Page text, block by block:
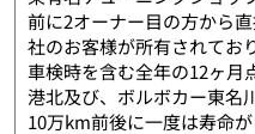
前に2オーナー目の方から
社のお客様が所有されてお
車検時を含む全年の12ヶ月
港北及び、ボルボカー東名
10万km前後に一度は寿命